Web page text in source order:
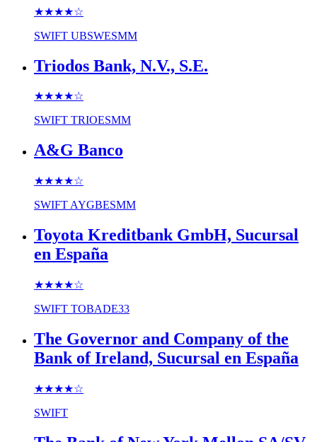
★★★★☆
SWIFT UBSWESMM
Triodos Bank, N.V., S.E.
★★★★☆
SWIFT TRIOESMM
A&G Banco
★★★★☆
SWIFT AYGBESMM
Toyota Kreditbank GmbH, Sucursal
en España
★★★★☆
SWIFT TOBADE33
The Governor and Company of the
Bank of Ireland, Sucursal en España
★★★★☆
SWIFT